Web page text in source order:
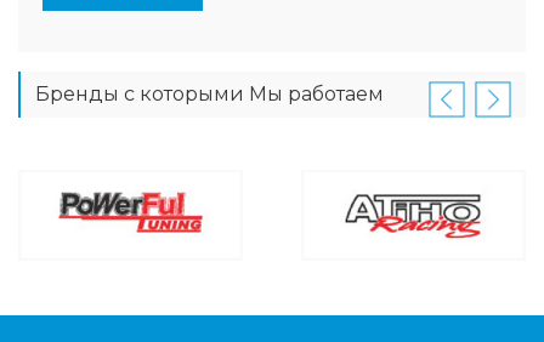
Бренды с которыми Мы работаем